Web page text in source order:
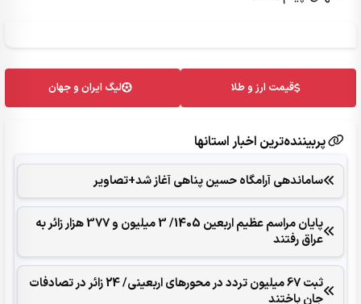
قیمت ارز و طلا لیگ ایران و جهان
پربیننده‌ترین اخبار استانها
ساماندهی آرامگاه حسین پناهی آغاز شد+تصاویر
پایان مراسم عظیم اربعین 1405/ ‌3 میلیون و 377 ‌هزار زائر به
عراق رفتند
‌‌ثبت 67 میلیون تردد در محورهای اربعینی/ 24 زائر در تصادفات
جان باختند